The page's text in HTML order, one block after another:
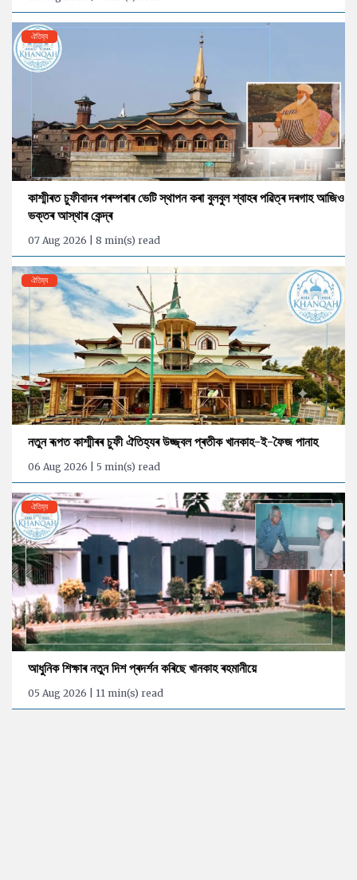
ঐতিহ্য
কাশ্মীৰত চুফীবাদৰ পৰম্পৰাৰ ভেটি স্থাপন কৰা বুলবুল শ্বাহৰ পৱিত্ৰ দৰগাহ আজিও
ভক্তৰ আস্থাৰ কেন্দ্ৰ
07 Aug 2026 | 8 min(s) read
ঐতিহ্য
নতুন ৰূপত কাশ্মীৰৰ চুফী ঐতিহ্যৰ উজ্জ্বল প্ৰতীক খানকাহ-ই-ফৈজ পানাহ
06 Aug 2026 | 5 min(s) read
ঐতিহ্য
আধুনিক শিক্ষাৰ নতুন দিশ প্ৰদৰ্শন কৰিছে খানকাহ ৰহমানীয়ে
05 Aug 2026 | 11 min(s) read